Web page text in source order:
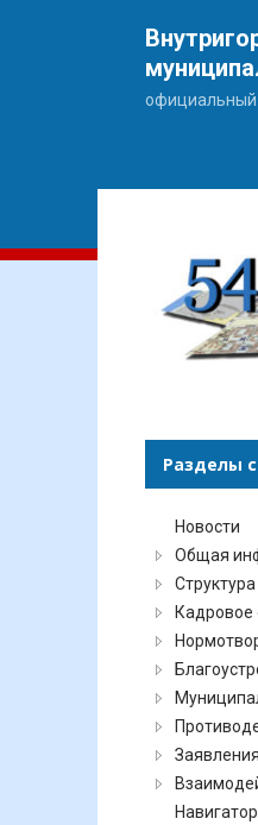
официальный
Разделы
Новости
Общая
Кадровое